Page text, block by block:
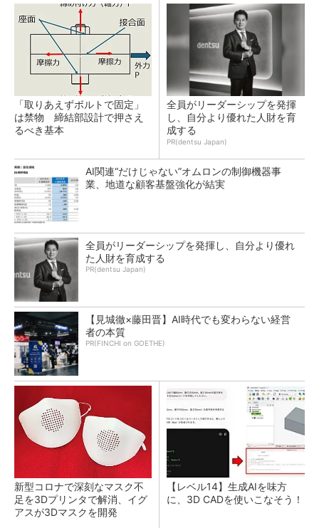
「取りあえずボルトで固定」
は禁物 締結部設計で押さえ
るべき基本
全員がリーダーシップを発揮
し、自分より優れた人財を育
成する
PR(dentsu Japan)
AI関連“だけじゃない”オムロンの制御機器事
業、地道な顧客基盤強化が結実
全員がリーダーシップを発揮し、自分より優れ
た人財を育成する
PR(dentsu Japan)
【見城徹×藤田晋】AI時代でも変わらない経営
者の本質
PR(FINCHI on GOETHE)
新型コロナで深刻なマスク不
足を3Dプリンタで解消、イグ
アスが3Dマスクを開発
【レベル14】生成AIを味方
に、3D CADを使いこなそう！